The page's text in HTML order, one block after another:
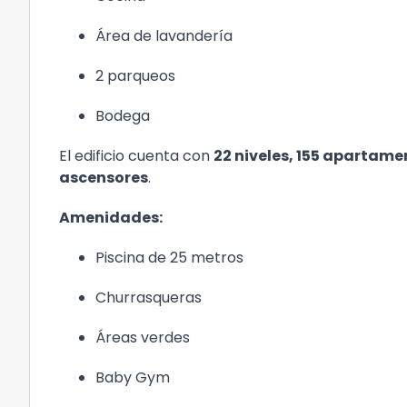
Área de lavandería
2 parqueos
Bodega
El edificio cuenta con 22 niveles, 155
ascensores.
Amenidades:
Piscina de 25 metros
Churrasqueras
Áreas verdes
Baby Gym